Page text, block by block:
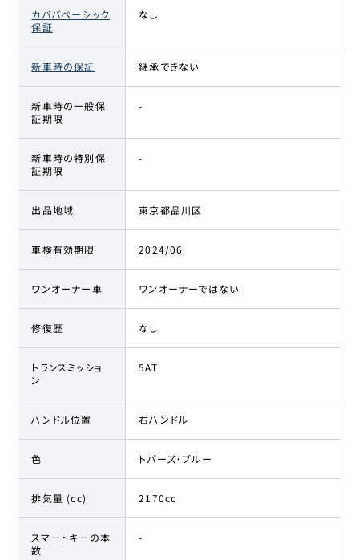
カババベーシック
保証
なし
新車時の保証 継承できない
新車時の一般保
証期限
-
新車時の特別保
証期限
-
出品地域 東京都品川区
車検有効期限 2024/06
ワンオーナー車 ワンオーナーではない
修復歴 なし
トランスミッショ
ン
5AT
ハンドル位置 右ハンドル
色 トパーズ・ブルー
排気量 (cc) 2170cc
スマートキーの本
数
-